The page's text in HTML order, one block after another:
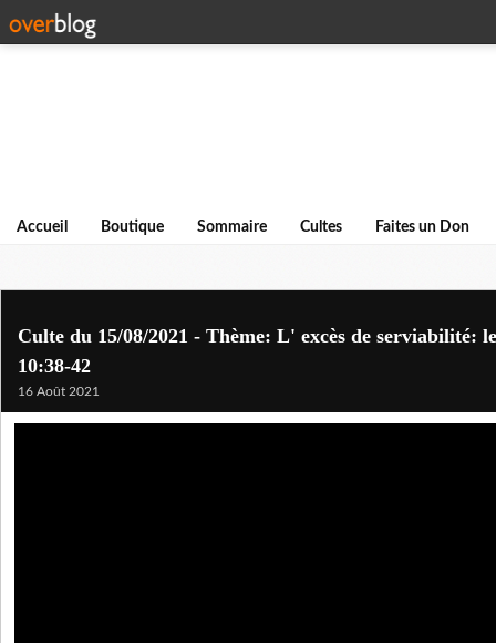
Accueil Boutique Sommaire Cultes Faites un Don
Culte du 15/08/2021 - Thème: L' excès de serviabilité:
10:38-42
16 Août 2021